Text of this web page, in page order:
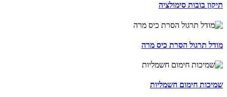
תיקון בובות סימולציה
מודל תרגול הסרת כיס מרה
שמיכות חימום חשמליות